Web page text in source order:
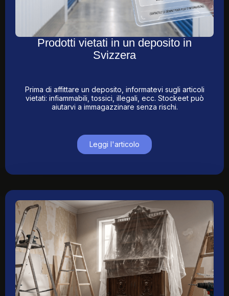
Prodotti vietati in un deposito in
Svizzera
Prima di affittare un deposito, informatevi sugli articoli
vietati: infiammabili, tossici, illegali, ecc. Stockeet può
aiutarvi a immagazzinare senza rischi.
Leggi l'articolo